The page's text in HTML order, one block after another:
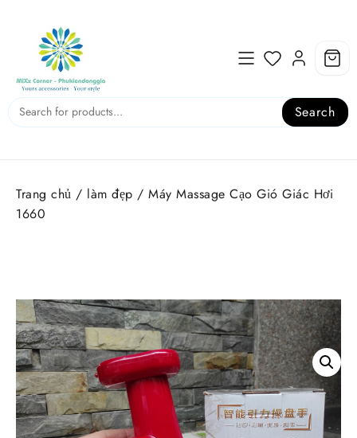
content
Search
Trang chủ / làm đẹp / Máy Massage Cạo Gió Giác Hơi
1660